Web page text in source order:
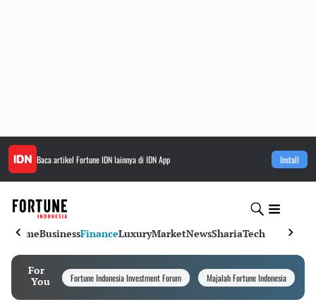
Baca artikel Fortune IDNlainnya di IDN App Install
HomeBusinessFinanceLuxuryMarketNewsShariaTech
For
You
Fortune Indonesia Investment Forum Majalah Fortune Indonesia